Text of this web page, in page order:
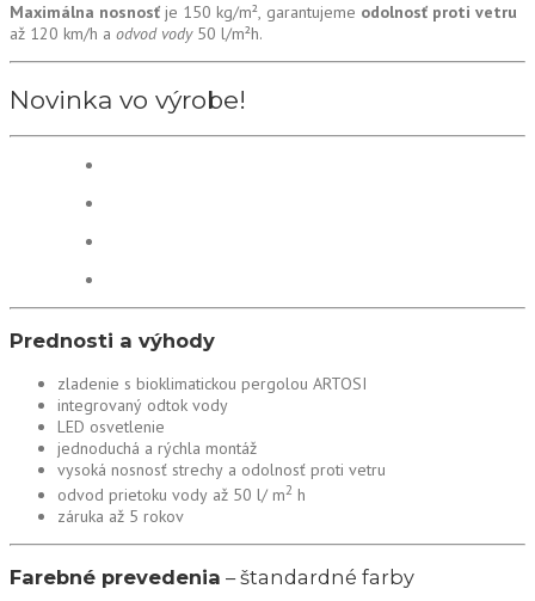
Maximálna nosnosť je 150 kg/m², garantujeme odolnosť proti vetru
až 120 km/h a odvod vody50 l/m²h.
Novinka vo výrobe!
Prednosti a výhody
zladenie s bioklimatickou pergolou ARTOSI
integrovaný odtok vody
LED osvetlenie
jednoduchá a rýchla montáž
vysoká nosnosť strechy a odolnosť proti vetru
odvod prietoku vody až 50 l/ m2 h
záruka až 5 rokov
Farebné prevedenia – štandardné farby